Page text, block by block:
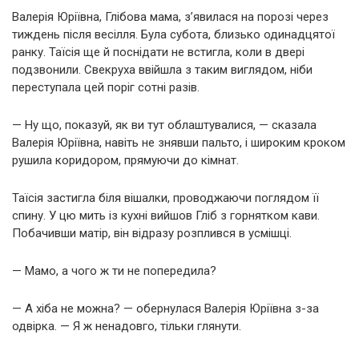
Валерія Юріївна, Глібова мама, з’явилася на порозі через
тиждень після весілля. Була субота, близько одинадцятої
ранку. Таїсія ще й поснідати не встигла, коли в двері
подзвонили. Свекруха ввійшла з таким виглядом, ніби
переступала цей поріг сотні разів.
— Ну що, показуй, як ви тут облаштувалися, — сказала
Валерія Юріївна, навіть не знявши пальто, і широким кроком
рушила коридором, прямуючи до кімнат.
Таїсія застигла біля вішалки, проводжаючи поглядом її
спину. У цю мить із кухні вийшов Гліб з горнятком кави.
Побачивши матір, він відразу розплився в усмішці.
— Мамо, а чого ж ти не попередила?
— А хіба не можна? — обернулася Валерія Юріївна з-за
одвірка. — Я ж ненадовго, тільки глянути.